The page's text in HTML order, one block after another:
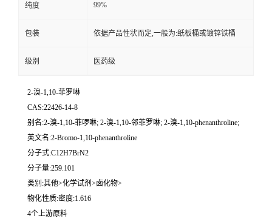
纯度 99%
包装 依据产品性状而定,一般为:纸板桶或镀锌铁桶
级别 医药级
2-溴-1,10-菲罗啉
CAS:22426-14-8
别名:2-溴-1,10-菲啰啉; 2-溴-1,10-邻菲罗啉; 2-溴-1,10-phenanthroline;
英文名:2-Bromo-1,10-phenanthroline
分子式:C12H7BrN2
分子量:259.101
类别:其他>化学试剂>卤化物>
物化性质:密度:1.616
4个上游原料